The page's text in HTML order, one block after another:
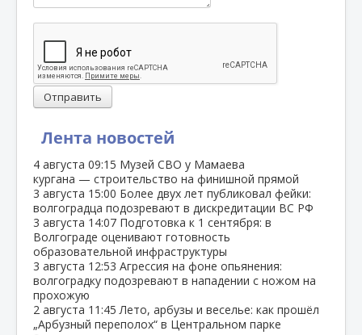
Лента новостей
4 августа 09:15 Музей СВО у Мамаева
кургана — строительство на финишной прямой
3 августа 15:00 Более двух лет публиковал фейки:
волгоградца подозревают в дискредитации ВС РФ
3 августа 14:07 Подготовка к 1 сентября: в
Волгограде оценивают готовность
образовательной инфраструктуры
3 августа 12:53 Агрессия на фоне опьянения:
волгоградку подозревают в нападении с ножом на
прохожую
2 августа 11:45 Лето, арбузы и веселье: как прошёл
„Арбузный переполох“ в Центральном парке
Отправить